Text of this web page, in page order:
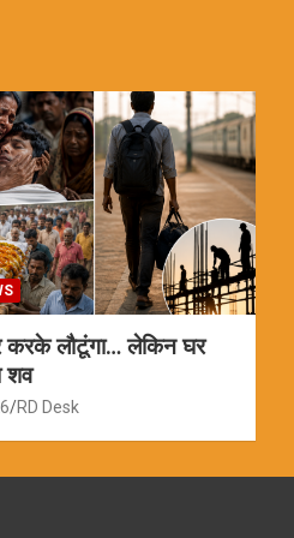
करके लौटूंगा… लेकिन घर
शव
RD Desk